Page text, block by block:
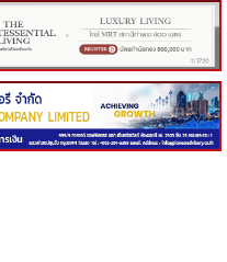
ฉาชีพแอบอ้างเป็นกรม หลอกลวงผ่
ร เชิญชวนผู้ประกอบการ ยื่นแบบแ